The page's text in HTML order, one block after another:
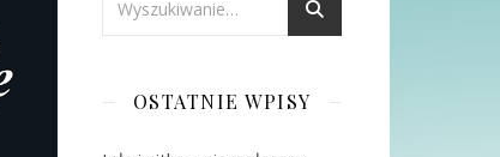
OSTATNIE WPISY